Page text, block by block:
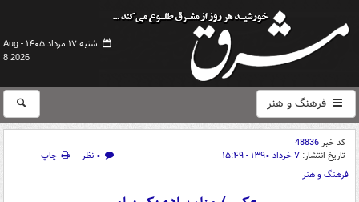
شنبه ۱۷ مرداد ۱۴۰۵ -
Aug
8 2026
فرهنگ و هنر
کد خبر48836
تاریخ انتشار: ۷ خرداد ۱۳۹۰ - ۱۵:۴۹ ۰ نظر
چاپ
فرهنگ و هنر